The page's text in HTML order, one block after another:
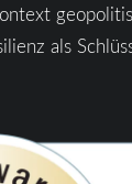
als